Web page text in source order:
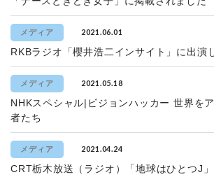
メディア 2021.06.01
RKBラジオ「櫻井浩二インサイト」に出演
メディア 2021.05.18
NHKスペシャル|ビジョンハッカー 世界を
者たち
メディア 2021.04.24
CRT栃木放送（ラジオ）「地球はひとつJ